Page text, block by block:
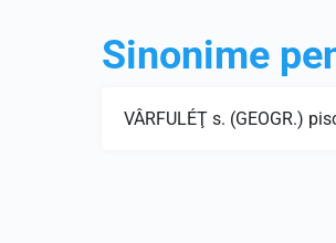
Sinonime
VÂRFULÉŢ s. (GEOGR.)